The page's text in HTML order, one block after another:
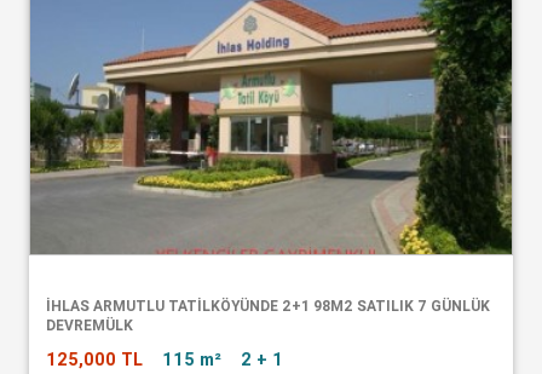
İHLAS ARMUTLU TATİLKÖYÜNDE 2+1 98M2 SATILIK 7 GÜNLÜK
DEVREMÜLK
125,000 TL 115 m² 2 + 1